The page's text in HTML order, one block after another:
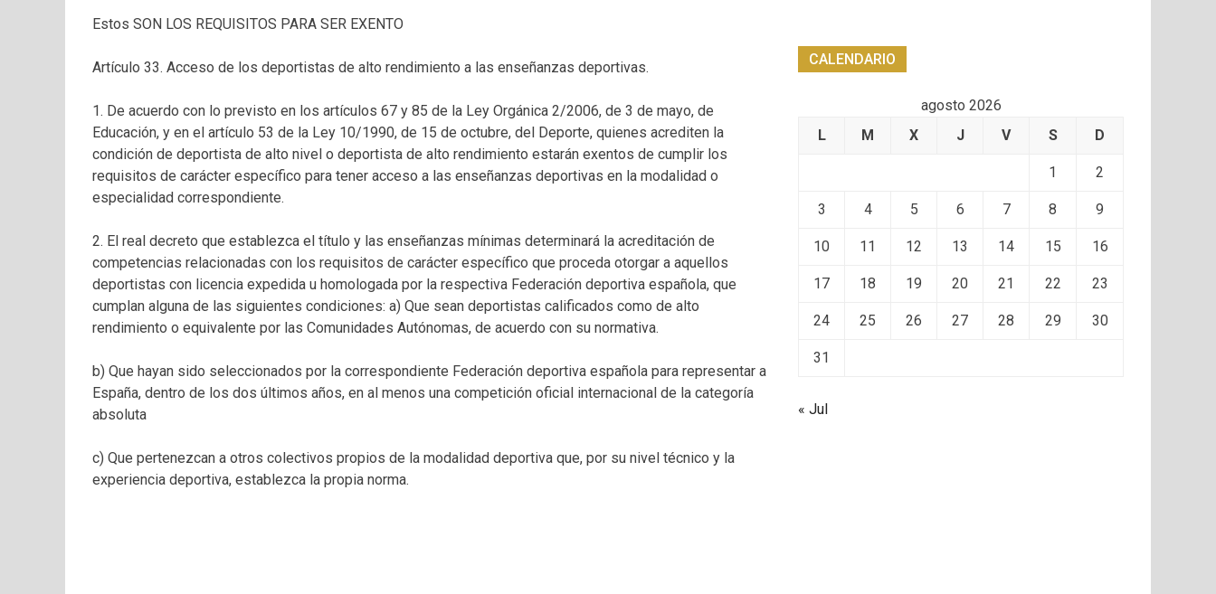
Estos SON LOS REQUISITOS PARA SER EXENTO
Artículo 33. Acceso de los deportistas de alto rendimiento a las enseñanzas deportivas.
1. De acuerdo con lo previsto en los artículos 67 y 85 de la Ley Orgánica 2/2006, de 3 de mayo, de
Educación, y en el artículo 53 de la Ley 10/1990, de 15 de octubre, del Deporte, quienes acrediten la
condición de deportista de alto nivel o deportista de alto rendimiento estarán exentos de cumplir los
requisitos de carácter específico para tener acceso a las enseñanzas deportivas en la modalidad o
especialidad correspondiente.
2. El real decreto que establezca el título y las enseñanzas mínimas determinará la acreditación de
competencias relacionadas con los requisitos de carácter específico que proceda otorgar a aquellos
deportistas con licencia expedida u homologada por la respectiva Federación deportiva española, que
cumplan alguna de las siguientes condiciones: a) Que sean deportistas calificados como de alto
rendimiento o equivalente por las Comunidades Autónomas, de acuerdo con su normativa.
b) Que hayan sido seleccionados por la correspondiente Federación deportiva española para representar a
España, dentro de los dos últimos años, en al menos una competición oficial internacional de la categoría
absoluta
c) Que pertenezcan a otros colectivos propios de la modalidad deportiva que, por su nivel técnico y la
experiencia deportiva, establezca la propia norma.
CALENDARIO
agosto 2026
L
M X J V S D
1 2
3 4 5 6 7 8 9
10 11 12 13 14 15 16
17 18 19 20 21 22 23
24 25 26 27 28 29 30
31
« Jul